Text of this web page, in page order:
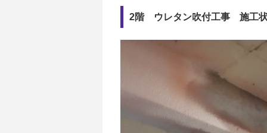
2階 ウレタン吹付工事 施工